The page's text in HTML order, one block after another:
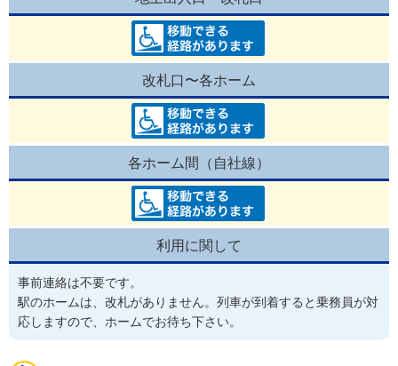
改札口〜各ホーム
各ホーム間（自社線）
利用に関して
事前連絡は不要です。
駅のホームは、改札がありません。列車が到着すると乗務員が対
応しますので、ホームでお待ち下さい。